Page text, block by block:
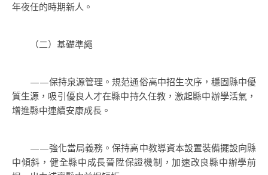
年夜任的時期新人。
（二）基礎準繩
——保持泉源管理。規范通俗高中招生次序，穩固縣中優
質生源，吸引優良人才在縣中持久任教，激起縣中辦學活氣，
增進縣中連續安康成長。
——強化當局義務。保持高中教導資本設置裝備擺設向縣
中傾斜，健全縣中成長晉陞保證機制，加速改良縣中辦學前